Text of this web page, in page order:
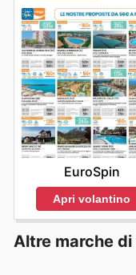
EuroSpin
Apri volantino
Altre marche